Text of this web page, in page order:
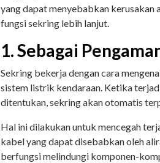
yang dapat menyebabkan kerusakan
fungsi sekring lebih lanjut.
1. Sebagai
Sekring bekerja dengan cara
sistem listrik kendaraan. Ketika
ditentukan, sekring akan otomatis
Hal ini dilakukan untuk mencegah
kabel yang dapat disebabkan oleh
berfungsi melindungi komponen-